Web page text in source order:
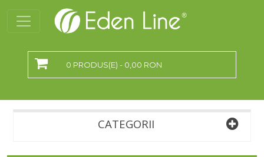
0 PRODUS(E) - 0,00 RON
CATEGORII